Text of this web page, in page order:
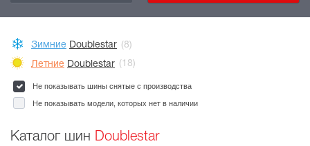
Зимние Doublestar (8)
Летние Doublestar (18)
Не показывать шины снятые с производства
Не показывать модели, которых нет в наличии
Каталог шин Doublestar